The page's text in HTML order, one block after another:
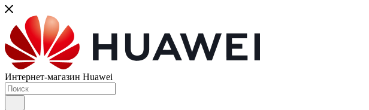
Интернет-магазин Huawei